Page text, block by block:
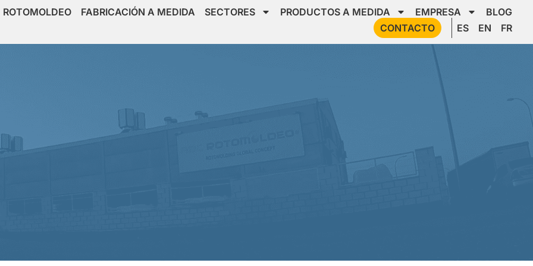
ROTOMOLDEO FABRICACIÓN A MEDIDA SECTORES PRODUCTOS A MEDIDA EMPRESA
BLOG
CONTACTO
ES EN FR